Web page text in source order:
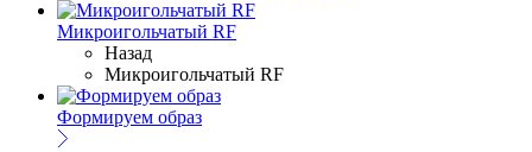
Микроигольчатый RF
Назад
Микроигольчатый RF
Формируем образ